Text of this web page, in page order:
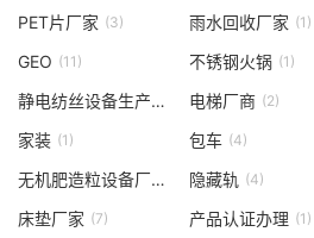
PET片厂家 (3) 雨水回收厂家 (1)
GEO (11) 不锈钢火锅 (1)
静电纺丝设备生产线厂家 (1)
电梯厂商 (2)
家装 (1) 包车 (4)
无机肥造粒设备厂家 隐藏轨 (4)
床垫厂家 (7) 产品认证办理 (1)